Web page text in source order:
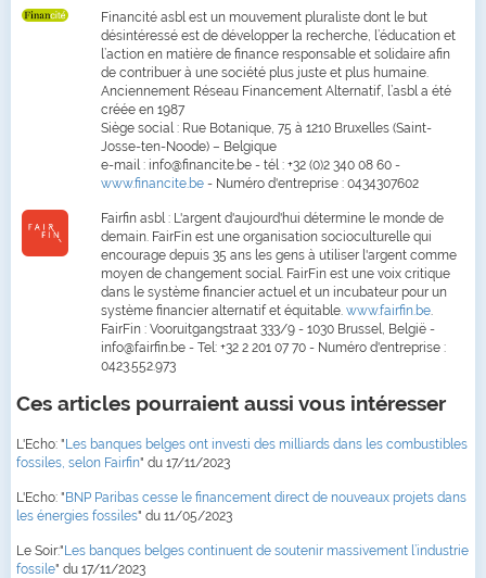
Financité asbl est un mouvement pluraliste dont le but
désintéressé est de développer la recherche, l’éducation et
l’action en matière de finance responsable et solidaire afin
de contribuer à une société plus juste et plus humaine.
Anciennement Réseau Financement Alternatif, l’asbl a été
créée en 1987
Siège social : Rue Botanique, 75 à 1210 Bruxelles (Saint-
Josse-ten-Noode) – Belgique
e-mail : info@financite.be - tél : +32 (0)2 340 08 60 -
www.financite.be- Numéro d'entreprise : 0434307602
Fairfin asbl : L'argent d'aujourd'hui détermine le monde de
demain. FairFin est une organisation socioculturelle qui
encourage depuis 35 ans les gens à utiliser l'argent comme
moyen de changement social. FairFin est une voix critique
dans le système financier actuel et un incubateur pour un
système financier alternatif et équitable. www.fairfin.be.
FairFin : Vooruitgangstraat 333/9 - 1030 Brussel, België -
info@fairfin.be - Tel: +32 2 201 07 70 - Numéro d'entreprise :
0423.552.973
Ces articles pourraient aussi vous intéresser
L'Echo: "Les banques belges ont investi des milliards dans les combustibles
fossiles, selon Fairfin" du 17/11/2023
L'Echo: "BNP Paribas cesse le financement direct de nouveaux projets dans
les énergies fossiles" du 11/05/2023
Le Soir:"Les banques belges continuent de soutenir massivement l’industrie
fossile" du 17/11/2023